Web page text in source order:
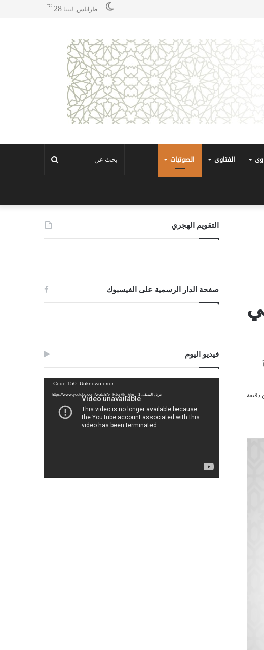
طرابلس, ليبيا 28
℃
الفتاوى الصوتيات
دقيقة
التقويم الهجري
صفحة الدار الرسمية على الفيسبوك
فيديو اليوم
Code 150: Unknown error.
تنزيل الملف: https://www.youtube.com/watch?v=FJdj7tk_7jI&_=1